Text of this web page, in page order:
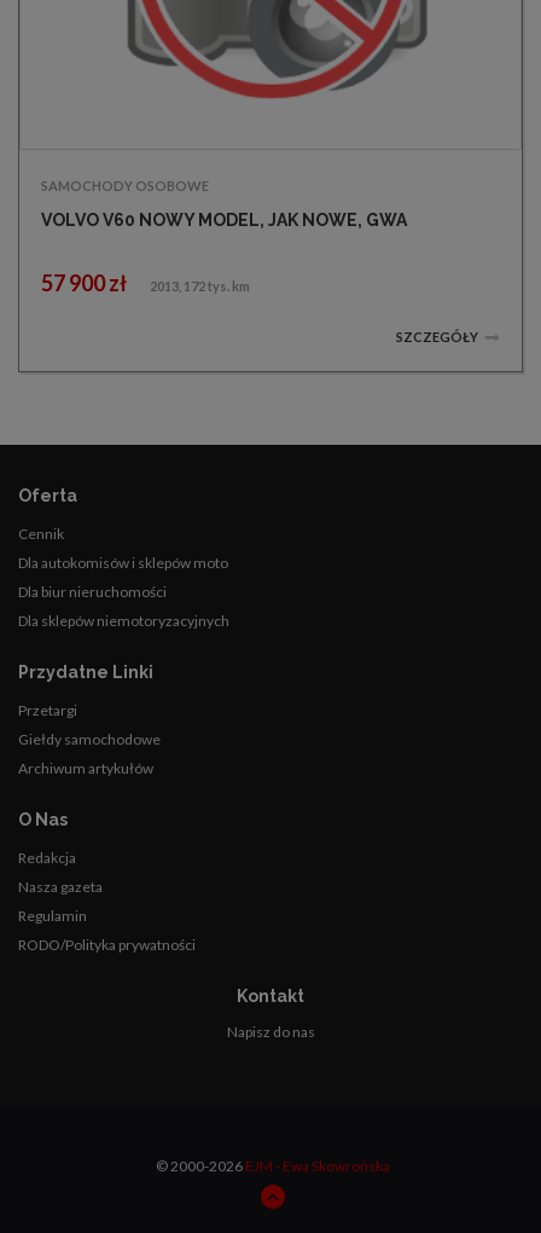
SAMOCHODY OSOBOWE
VOLVO V60 NOWY MODEL, JAK NOWE, GWA
57 900 zł 2013, 172 tys. km
SZCZEGÓŁY
Oferta
Cennik
Dla autokomisów i sklepów moto
Dla biur nieruchomości
Dla sklepów niemotoryzacyjnych
Przydatne Linki
Przetargi
Giełdy samochodowe
Archiwum artykułów
O Nas
Redakcja
Nasza gazeta
Regulamin
RODO/Polityka prywatności
Kontakt
Napisz do nas
© 2000-2026 EJM - Ewa Skowrońska